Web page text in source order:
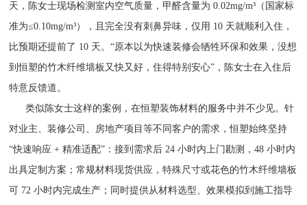
天，陈女士现场检测室内空气质量，甲醛含量为 0.02mg/m³（国家标
准为≤0.10mg/m³），且完全没有刺鼻异味，仅用 10 天就顺利入住，
比预期还提前了 10 天。“原本以为快速装修会牺牲环保和效果，没想
到恒塑的竹木纤维墙板又快又好，住得特别安心”，陈女士在入住后
特意反馈道。​
类似陈女士这样的案例，在恒塑装饰材料的服务中并不少见。针
对业主、装修公司、房地产项目等不同客户的需求，恒塑始终坚持
“快速响应 + 精准适配”：接到需求后 24 小时内上门勘测，48 小时内
出具定制方案；常规材料现货供应，特殊尺寸或花色的竹木纤维墙板
可 72 小时内完成生产；同时提供从材料选型、效果模拟到施工指导